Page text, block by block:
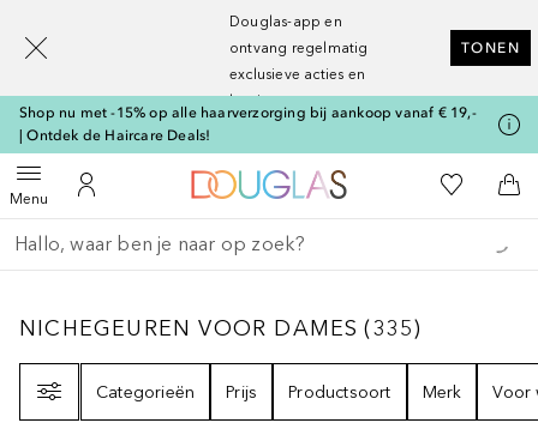
Douglas-app en
ontvang regelmatig
exclusieve acties en
kortingen
TONEN
Shop nu met -15% op alle haarverzorging bij aankoop vanaf € 19,-
| Ontdek de Haircare Deals!
MenuOpen menuNaar Mijn Account
Naar Douglas Home
Naar Mijn
Ga terug
Zoekopdracht uitvoeren
NICHEGEUREN VOOR DAMES335
NICHEGEUREN VOOR DAMES (335)
Categorieën
Prijs Productsoort Merk Voor
[navigation.slideout.screenreader]